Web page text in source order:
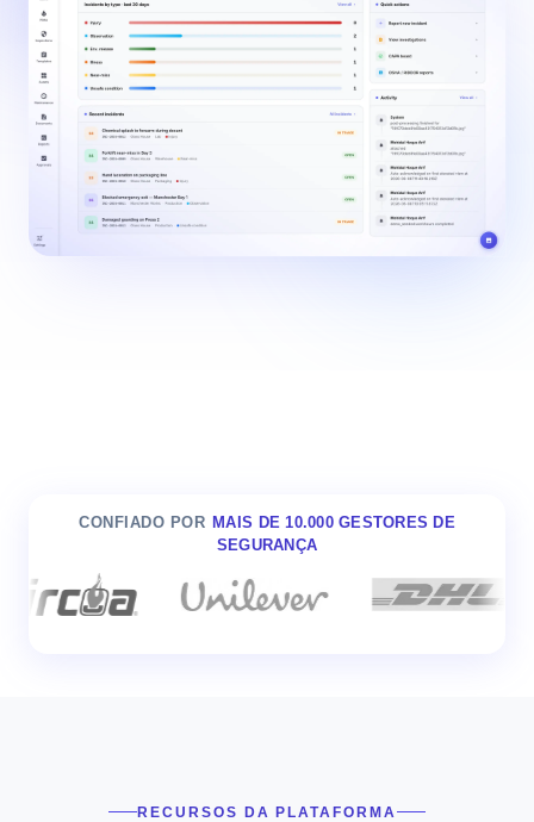
CONFIADO POR MAIS DE 10.000 GESTORES DE
SEGURANÇA
RECURSOS DA PLATAFORMA